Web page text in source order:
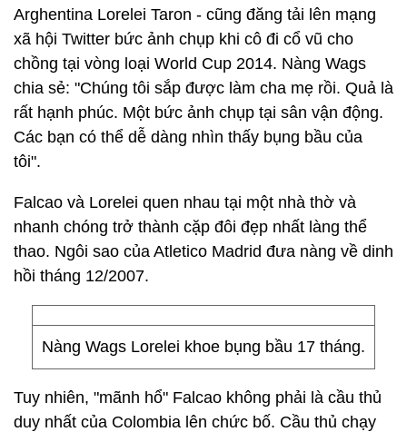
Arghentina Lorelei Taron - cũng đăng tải lên mạng
xã hội Twitter bức ảnh chụp khi cô đi cổ vũ cho
chồng tại vòng loại World Cup 2014. Nàng Wags
chia sẻ: "Chúng tôi sắp được làm cha mẹ rồi. Quả là
rất hạnh phúc. Một bức ảnh chụp tại sân vận động.
Các bạn có thể dễ dàng nhìn thấy bụng bầu của
tôi".
Falcao và Lorelei quen nhau tại một nhà thờ và
nhanh chóng trở thành cặp đôi đẹp nhất làng thể
thao. Ngôi sao của Atletico Madrid đưa nàng về dinh
hồi tháng 12/2007.
Nàng Wags Lorelei khoe bụng bầu 17 tháng.
Tuy nhiên, "mãnh hổ" Falcao không phải là cầu thủ
duy nhất của Colombia lên chức bố. Cầu thủ chạy